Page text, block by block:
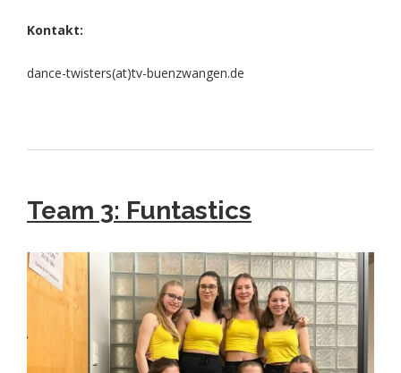
Kontakt:
dance-twisters(at)tv-buenzwangen.de
Team 3: Funtastics